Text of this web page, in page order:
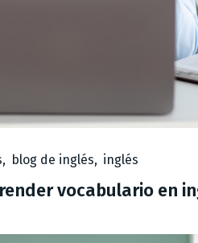
, blog de inglés, inglés
vocabulario en